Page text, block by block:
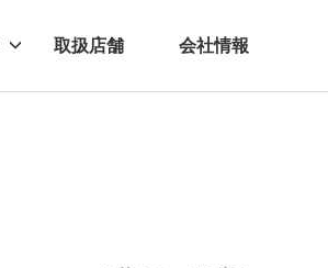
取扱店舗 会社情報